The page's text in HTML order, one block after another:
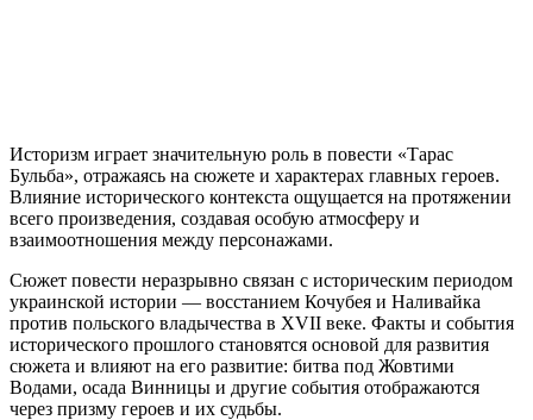
Историзм играет значительную роль в повести «Тарас
Бульба», отражаясь на сюжете и характерах главных героев.
Влияние исторического контекста ощущается на протяжении
всего произведения, создавая особую атмосферу и
взаимоотношения между персонажами.
Сюжет повести неразрывно связан с историческим периодом
украинской истории — восстанием Кочубея и Наливайка
против польского владычества в XVII веке. Факты и события
исторического прошлого становятся основой для развития
сюжета и влияют на его развитие: битва под Жовтими
Водами, осада Винницы и другие события отображаются
через призму героев и их судьбы.